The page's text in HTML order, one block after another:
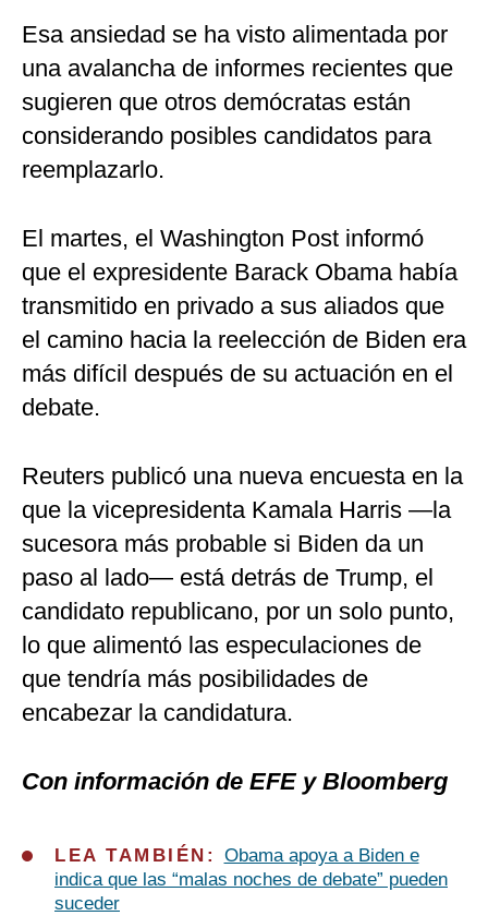
Esa ansiedad se ha visto alimentada por
una avalancha de informes recientes que
sugieren que otros demócratas están
considerando posibles candidatos para
reemplazarlo.
El martes, el Washington Post informó
que el expresidente Barack Obama había
transmitido en privado a sus aliados que
el camino hacia la reelección de Biden era
más difícil después de su actuación en el
debate.
Reuters publicó una nueva encuesta en la
que la vicepresidenta Kamala Harris —la
sucesora más probable si Biden da un
paso al lado— está detrás de Trump, el
candidato republicano, por un solo punto,
lo que alimentó las especulaciones de
que tendría más posibilidades de
encabezar la candidatura.
Con información de EFE y Bloomberg
LEA TAMBIÉN: Obama apoya a Biden e
indica que las “malas noches de debate” pueden
suceder